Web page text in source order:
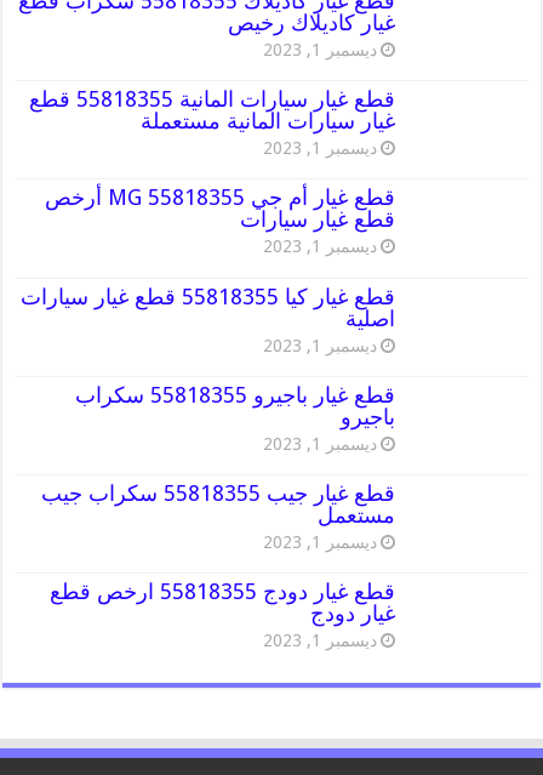
غيار كاديلاك رخيص
ديسمبر 1, 2023
قطع غيار سيارات المانية 55818355 قطع
غيار سيارات المانية مستعملة
ديسمبر 1, 2023
قطع غيار أم جي MG 55818355 أرخص
قطع غيار سيارات
ديسمبر 1, 2023
قطع غيار كيا 55818355 قطع غيار سيارات
اصلية
ديسمبر 1, 2023
قطع غيار باجيرو 55818355 سكراب
باجيرو
ديسمبر 1, 2023
قطع غيار جيب 55818355 سكراب جيب
مستعمل
ديسمبر 1, 2023
قطع غيار دودج 55818355 ارخص قطع
غيار دودج
ديسمبر 1, 2023